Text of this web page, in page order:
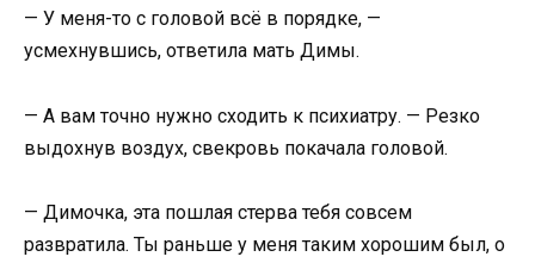
— У меня-то с головой всё в порядке, —
усмехнувшись, ответила мать Димы.
— А вам точно нужно сходить к психиатру. — Резко
выдохнув воздух, свекровь покачала головой.
— Димочка, эта пошлая стерва тебя совсем
развратила. Ты раньше у меня таким хорошим был, о